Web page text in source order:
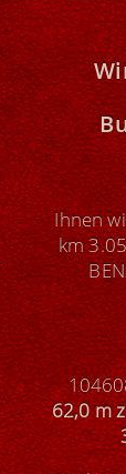
Ihnen
km
62,0 m